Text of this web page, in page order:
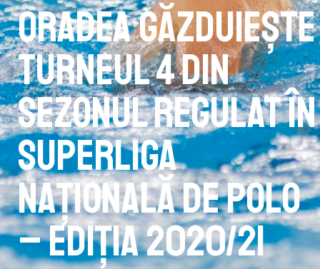
Oradea găzduiește
turneul 4 din
sezonul regulat în
Superliga
Națională de polo
– ediția 2020/21